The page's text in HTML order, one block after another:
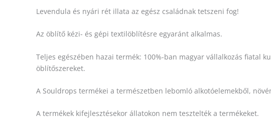
Levendula és nyári rét illata az egész családnak tetszeni fog!
Az öblítő kézi- és gépi textilöblítésre egyaránt alkalmas.
Teljes egészében hazai termék: 100%-ban magyar vállalkozás fiatal
öblítőszereket.
A Souldrops termékei a természetben lebomló alkotóelemekből,
A termékek kifejlesztésekor állatokon nem tesztelték a termékeket.